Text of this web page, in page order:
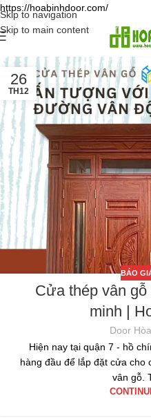
https://hoabinhdoor.com/
Skip to navigation
Skip to main content
26
TH12
BÁO
Cửa thép vân
minh |
Door
Hiện nay tại quận 7 - hồ
hàng đầu để lắp đặt cửa cho
vân gỗ.